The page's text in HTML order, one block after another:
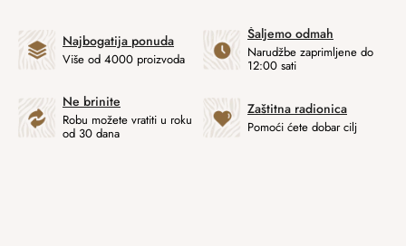
Najbogatija ponuda
Više od 4000 proizvoda
Šaljemo odmah
Narudžbe zaprimljene do
12:00 sati
Ne brinite
Robu možete vratiti u roku
od 30 dana
Zaštitna radionica
Pomoći ćete dobar cilj